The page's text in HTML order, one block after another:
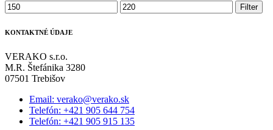
Minimálna
cena
Maximálna
cena
Filter
KONTAKTNÉ ÚDAJE
VERAKO s.r.o.
M.R. Štefánika 3280
07501 Trebišov
Email: verako@verako.sk
Telefón: +421 905 644 754
Telefón: +421 905 915 135